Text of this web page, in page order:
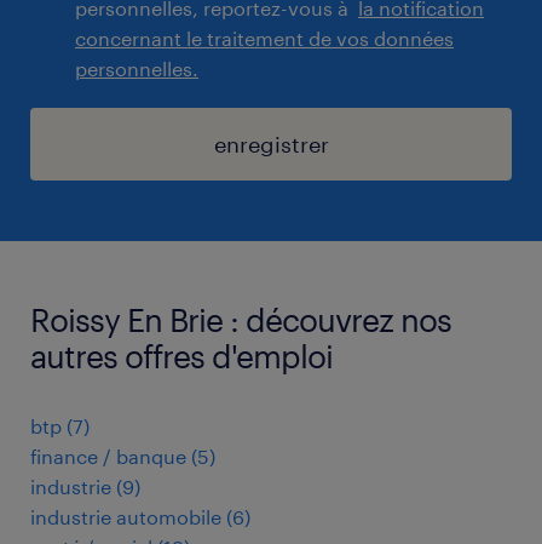
personnelles, reportez-vous à la notification
concernant le traitement de vos données
personnelles.
enregistrer
Roissy En Brie : découvrez nos
autres offres d'emploi
btp (7)
finance / banque (5)
industrie (9)
industrie automobile (6)